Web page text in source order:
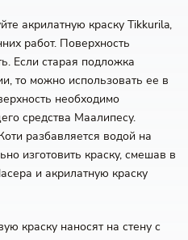
акрилатную краску Tikkurila,
работ. Поверхность
Если старая подложка
то можно использовать ее в
необходимо
средства Маалипесу.
разбавляется водой на
изготовить краску, смешав в
и акрилатную краску
краску наносят на стену с